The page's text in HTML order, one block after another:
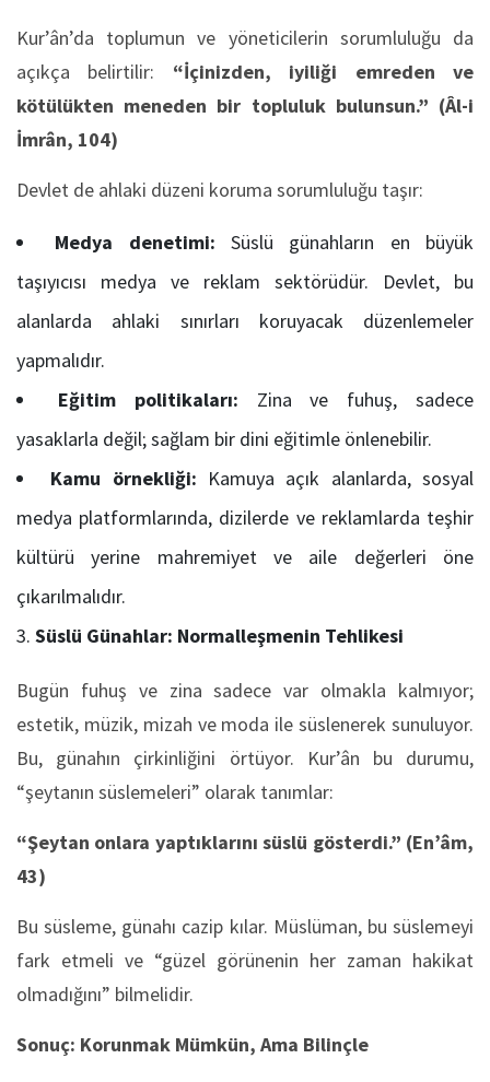
Kur’ân’da toplumun ve yöneticilerin sorumluluğu da
açıkça belirtilir: “İçinizden, iyiliği emreden ve
kötülükten meneden bir topluluk bulunsun.” (Âl-i
İmrân, 104)
Devlet de ahlaki düzeni koruma sorumluluğu taşır:
Medya denetimi: Süslü günahların en büyük
taşıyıcısı medya ve reklam sektörüdür. Devlet, bu
alanlarda ahlaki sınırları koruyacak düzenlemeler
yapmalıdır.
Eğitim politikaları: Zina ve fuhuş, sadece
yasaklarla değil; sağlam bir dini eğitimle önlenebilir.
Kamu örnekliği: Kamuya açık alanlarda, sosyal
medya platformlarında, dizilerde ve reklamlarda teşhir
kültürü yerine mahremiyet ve aile değerleri öne
çıkarılmalıdır.
Süslü Günahlar: Normalleşmenin Tehlikesi
Bugün fuhuş ve zina sadece var olmakla kalmıyor;
estetik, müzik, mizah ve moda ile süslenerek sunuluyor.
Bu, günahın çirkinliğini örtüyor. Kur’ân bu durumu,
“şeytanın süslemeleri” olarak tanımlar:
“Şeytan onlara yaptıklarını süslü gösterdi.” (En’âm,
43)
Bu süsleme, günahı cazip kılar. Müslüman, bu süslemeyi
fark etmeli ve “güzel görünenin her zaman hakikat
olmadığını” bilmelidir.
Sonuç: Korunmak Mümkün, Ama Bilinçle